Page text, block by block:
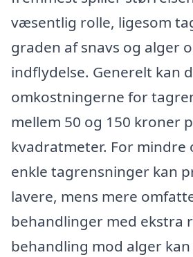
væsentlig rolle, ligesom
graden af snavs og alger
indflydelse. Generelt kan
omkostningerne for
mellem 50 og 150 kroner
kvadratmeter. For mindre
enkle tagrensninger kan
lavere, mens mere
behandlinger med ekstra
behandling mod alger